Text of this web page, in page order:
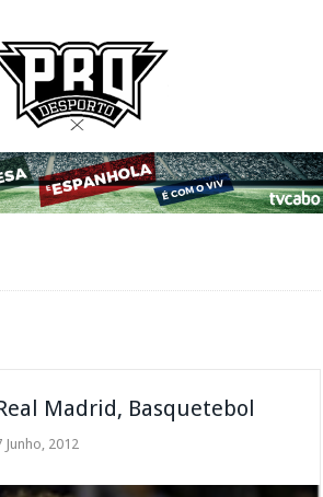
Madrid, Basquetebol
Junho, 2012